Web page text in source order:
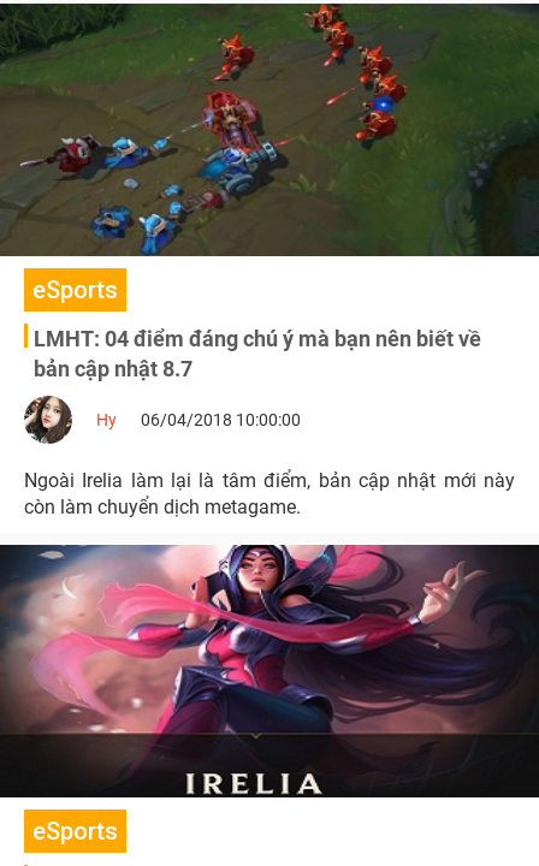
eSports
LMHT: 04 điểm đáng chú ý mà bạn nên biết về
bản cập nhật 8.7
Hy 06/04/2018 10:00:00
Ngoài Irelia làm lại là tâm điểm, bản cập nhật mới này
còn làm chuyển dịch metagame.
eSports